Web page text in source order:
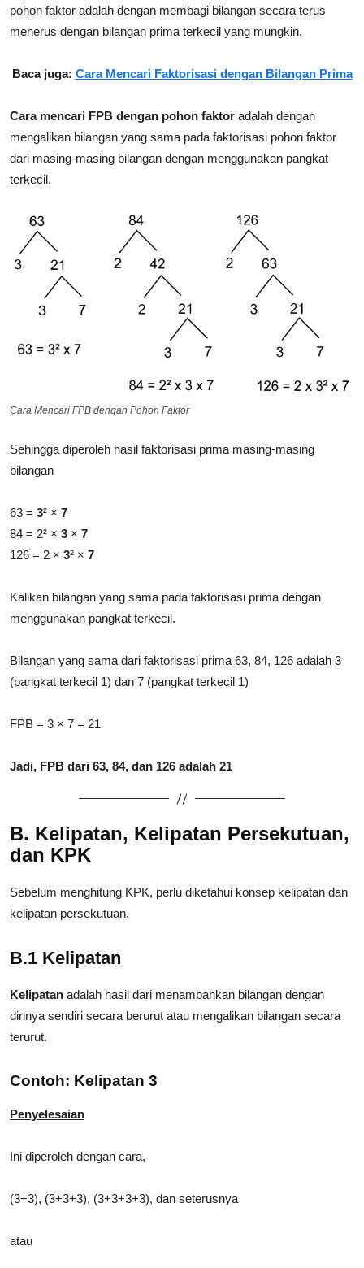
pohon faktor adalah dengan membagi bilangan secara terus
menerus dengan bilangan prima terkecil yang mungkin.
Baca juga: Cara Mencari Faktorisasi dengan Bilangan Prima
Cara mencari FPB dengan pohon faktor adalah dengan
mengalikan bilangan yang sama pada faktorisasi pohon faktor
dari masing-masing bilangan dengan menggunakan pangkat
terkecil.
Cara Mencari FPB dengan Pohon Faktor
Sehingga diperoleh hasil faktorisasi prima masing-masing
bilangan
63 = 3² × 7
84 = 2² × 3 × 7
126 = 2 × 3² × 7
Kalikan bilangan yang sama pada faktorisasi prima dengan
menggunakan pangkat terkecil.
Bilangan yang sama dari faktorisasi prima 63, 84, 126 adalah 3
(pangkat terkecil 1) dan 7 (pangkat terkecil 1)
FPB = 3 × 7 = 21
Jadi, FPB dari 63, 84, dan 126 adalah 21
B. Kelipatan, Kelipatan Persekutuan,
dan KPK
Sebelum menghitung KPK, perlu diketahui konsep kelipatan dan
kelipatan persekutuan.
B.1 Kelipatan
Kelipatan adalah hasil dari menambahkan bilangan dengan
dirinya sendiri secara berurut atau mengalikan bilangan secara
terurut.
Contoh: Kelipatan 3
Penyelesaian
Ini diperoleh dengan cara,
(3+3), (3+3+3), (3+3+3+3), dan seterusnya
atau